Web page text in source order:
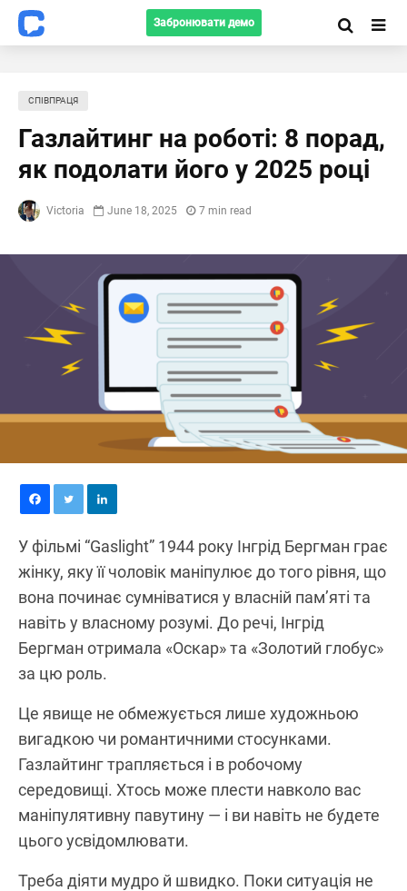
Забронювати демо
СПІВПРАЦЯ
Газлайтинг на роботі: 8 порад,
як подолати його у 2025 році
Victoria June 18, 2025 7 min read
У фільмі “Gaslight” 1944 року Інгрід Бергман грає
жінку, яку її чоловік маніпулює до того рівня, що
вона починає сумніватися у власній пам’яті та
навіть у власному розумі. До речі, Інгрід
Бергман отримала «Оскар» та «Золотий глобус»
за цю роль.
Це явище не обмежується лише художньою
вигадкою чи романтичними стосунками.
Газлайтинг трапляється і в робочому
середовищі. Хтось може плести навколо вас
маніпулятивну павутину — і ви навіть не будете
цього усвідомлювати.
Треба діяти мудро й швидко. Поки ситуація не